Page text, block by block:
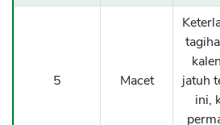
5 Macet
jatuh
ini,